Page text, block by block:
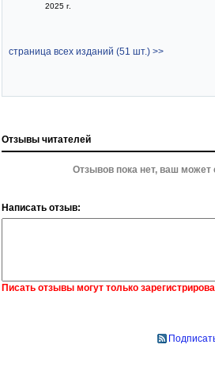
2025 г.
страница всех изданий (51 шт.) >>
Отзывы читателей
Отзывов пока нет, ваш может
Написать отзыв:
Писать отзывы могут только